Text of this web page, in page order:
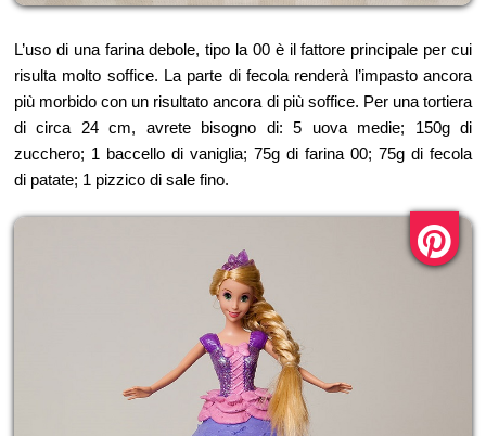
L’uso di una farina debole, tipo la 00 è il fattore principale per cui
risulta molto soffice. La parte di fecola renderà l’impasto ancora
più morbido con un risultato ancora di più soffice. Per una tortiera
di circa 24 cm, avrete bisogno di: 5 uova medie; 150g di
zucchero; 1 baccello di vaniglia; 75g di farina 00; 75g di fecola
di patate; 1 pizzico di sale fino.